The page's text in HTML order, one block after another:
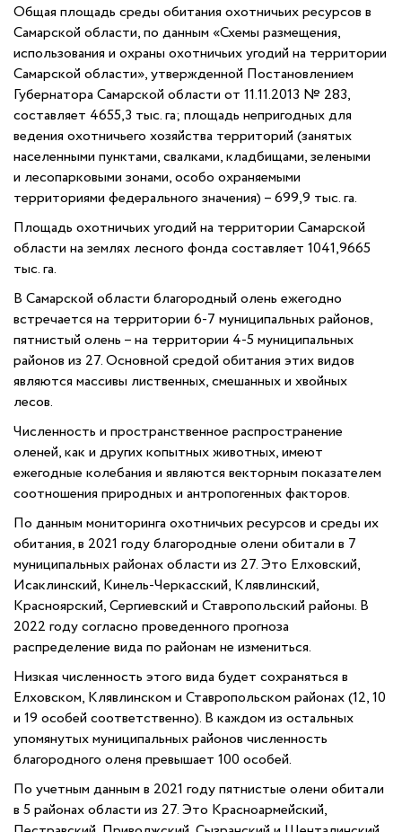
Общая площадь среды обитания охотничьих ресурсов в
Самарской области, по данным «Схемы размещения,
использования и охраны охотничьих угодий на территории
Самарской области», утвержденной Постановлением
Губернатора Самарской области от 11.11.2013 № 283,
составляет 4655,3 тыс. га; площадь непригодных для
ведения охотничьего хозяйства территорий (занятых
населенными пунктами, свалками, кладбищами, зелеными
и лесопарковыми зонами, особо охраняемыми
территориями федерального значения) – 699,9 тыс. га.
Площадь охотничьих угодий на территории Самарской
области на землях лесного фонда составляет 1041,9665
тыс. га.
В Самарской области благородный олень ежегодно
встречается на территории 6-7 муниципальных районов,
пятнистый олень – на территории 4-5 муниципальных
районов из 27. Основной средой обитания этих видов
являются массивы лиственных, смешанных и хвойных
лесов.
Численность и пространственное распространение
оленей, как и других копытных животных, имеют
ежегодные колебания и являются векторным показателем
соотношения природных и антропогенных факторов.
По данным мониторинга охотничьих ресурсов и среды их
обитания, в 2021 году благородные олени обитали в 7
муниципальных районах области из 27. Это Елховский,
Исаклинский, Кинель-Черкасский, Клявлинский,
Красноярский, Сергиевский и Ставропольский районы. В
2022 году согласно проведенного прогноза
распределение вида по районам не измениться.
Низкая численность этого вида будет сохраняться в
Елховском, Клявлинском и Ставропольском районах (12, 10
и 19 особей соответственно). В каждом из остальных
упомянутых муниципальных районов численность
благородного оленя превышает 100 особей.
По учетным данным в 2021 году пятнистые олени обитали
в 5 районах области из 27. Это Красноармейский,